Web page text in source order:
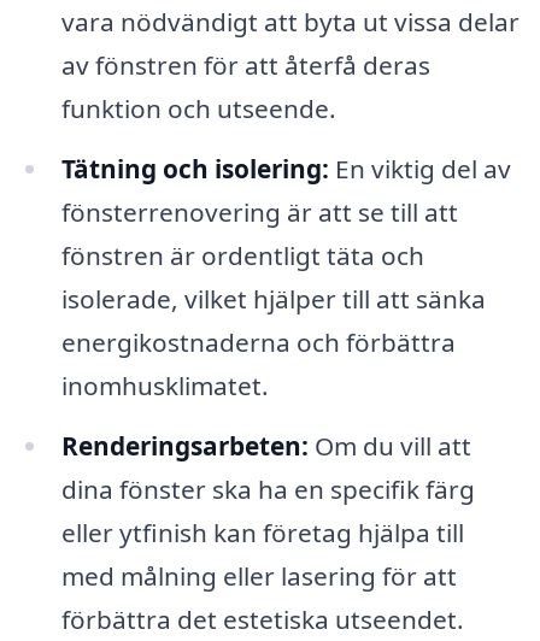
vara nödvändigt att byta ut vissa delar
av fönstren för att återfå deras
funktion och utseende.
Tätning och isolering: En viktig del av
fönsterrenovering är att se till att
fönstren är ordentligt täta och
isolerade, vilket hjälper till att sänka
energikostnaderna och förbättra
inomhusklimatet.
Renderingsarbeten: Om du vill att
dina fönster ska ha en specifik färg
eller ytfinish kan företag hjälpa till
med målning eller lasering för att
förbättra det estetiska utseendet.